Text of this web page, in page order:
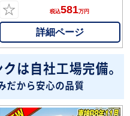
☆ 税込581万円
詳細ページ